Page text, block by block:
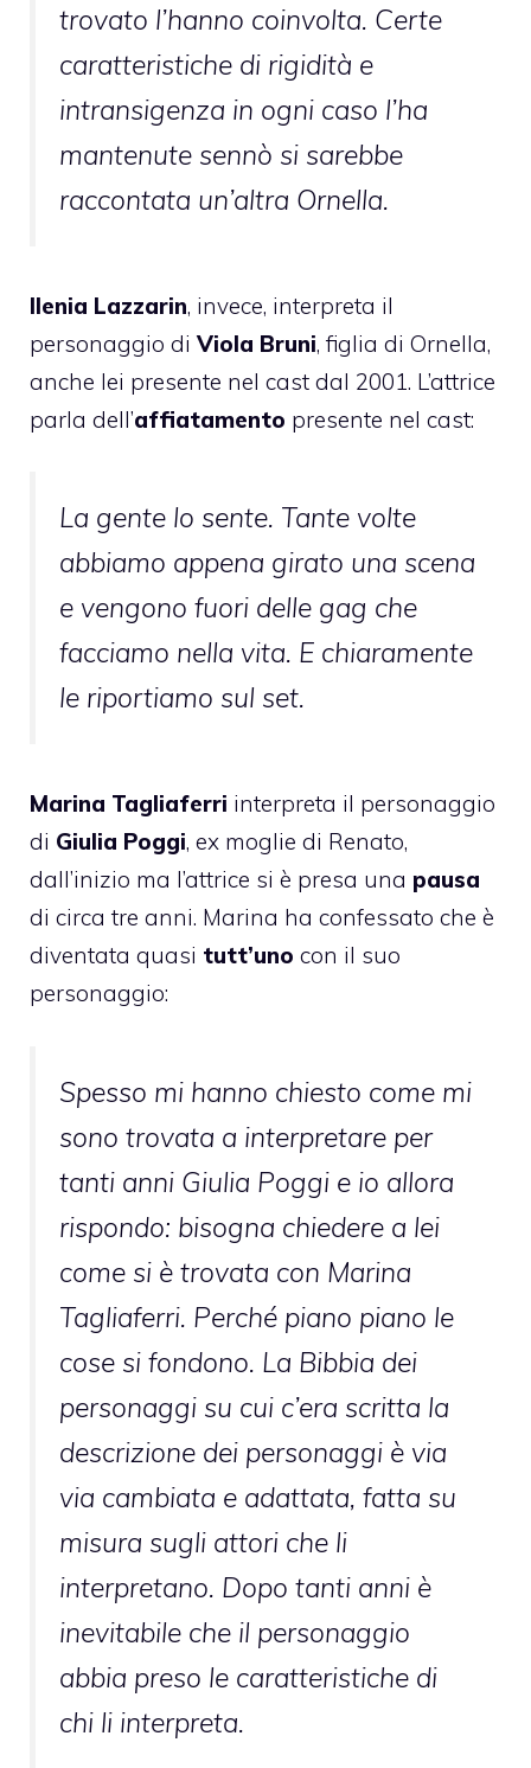
trovato l’hanno coinvolta. Certe
caratteristiche di rigidità e
intransigenza in ogni caso l’ha
mantenute sennò si sarebbe
raccontata un’altra Ornella.
Ilenia Lazzarin, invece, interpreta il
personaggio diViola Bruni, figlia di Ornella,
anche lei presente nel cast dal 2001. L’attrice
parla dell’affiatamento presente nel cast:
La gente lo sente. Tante volte
abbiamo appena girato una scena
e vengono fuori delle gag che
facciamo nella vita. E chiaramente
le riportiamo sul set.
Marina Tagliaferri interpreta il personaggio
di Giulia Poggi, ex moglie di Renato,
dall’inizio ma l’attrice si è presa una pausa
di circa tre anni. Marina ha confessato che è
diventata quasi tutt’uno con il suo
personaggio:
Spesso mi hanno chiesto come mi
sono trovata a interpretare per
tanti anni Giulia Poggi e io allora
rispondo: bisogna chiedere a lei
come si è trovata con Marina
Tagliaferri. Perché piano piano le
cose si fondono. La Bibbia dei
personaggi su cui c’era scritta la
descrizione dei personaggi è via
via cambiata e adattata, fatta su
misura sugli attori che li
interpretano. Dopo tanti anni è
inevitabile che il personaggio
abbia preso le caratteristiche di
chi li interpreta.